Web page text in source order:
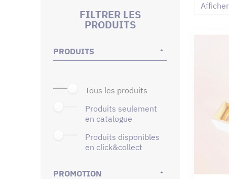
FILTRER LES
PRODUITS
PRODUITS
tous les produits
produits seulement
en catalogue
produits disponibles
en click&collect
PROMOTION